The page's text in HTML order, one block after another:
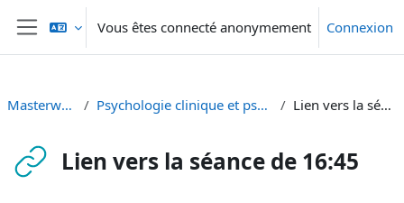
Passer au contenu principal
Panneau latéral
Vous êtes connecté anonymement Connexion
Masterweek 2023 Psychologie clinique et psychologie de la santé Lien vers la séance de 16:45
Lien vers la séance de 16:45